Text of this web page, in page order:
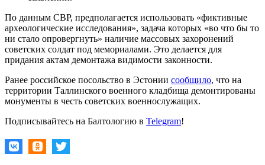
По данным СВР, предполагается использовать «фиктивные
археологические исследования», задача которых «во что бы то
ни стало опровергнуть» наличие массовых захоронений
советских солдат под мемориалами. Это делается для
придания актам демонтажа видимости законности.
Ранее российское посольство в Эстонии сообщило, что на
территории Таллинского военного кладбища демонтированы
монументы в честь советских военнослужащих.
Подписывайтесь на Балтологию в Telegram!